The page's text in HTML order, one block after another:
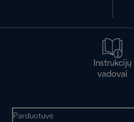
Instrukcijų
vadovai
Parduotuvė